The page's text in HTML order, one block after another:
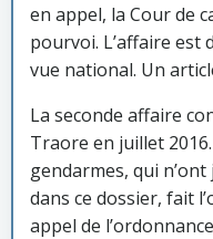
en appel, la Cour de
pourvoi. L’affaire est
vue national. Un
La seconde affaire
Traore en juillet
gendarmes, qui
dans ce dossier, fait
appel de